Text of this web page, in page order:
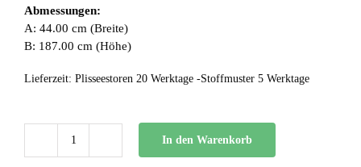
Abmessungen:
A: 44.00 cm (Breite)
B: 187.00 cm (Höhe)
Lieferzeit: Plisseestoren 20 Werktage -Stoffmuster 5 Werktage
BB
In den Warenkorb